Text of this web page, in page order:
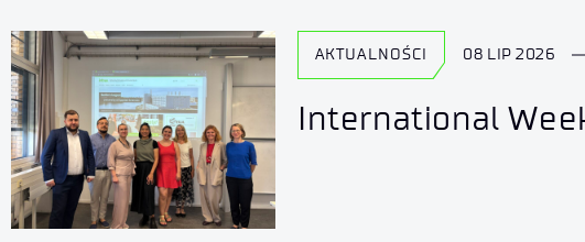
AKTUALNOŚCI 08 LIP 2026
International